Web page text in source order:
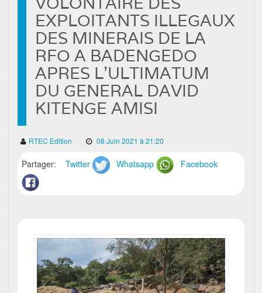
EXPLOITANTS ILLEGAUX
DES MINERAIS DE LA
RFO A BADENGEDO
APRES L’ULTIMATUM
DU GENERAL DAVID
KITENGE AMISI
RTEC Edition 08 Juin 2021 à 21:20
Partager: Twitter Whatsapp Facebook